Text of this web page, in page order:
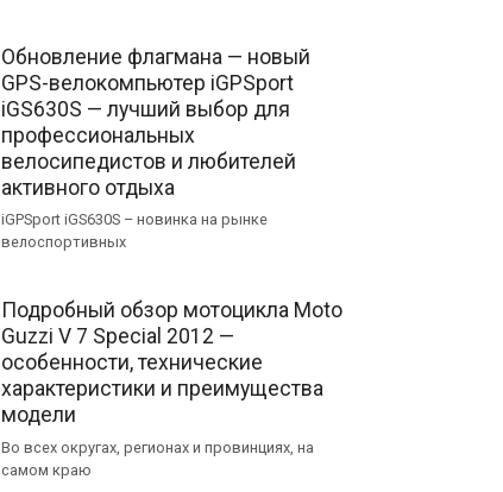
Обновление флагмана — новый
GPS-велокомпьютер iGPSport
iGS630S — лучший выбор для
профессиональных
велосипедистов и любителей
активного отдыха
iGPSport iGS630S – новинка на рынке
велоспортивных
Подробный обзор мотоцикла Moto
Guzzi V 7 Special 2012 —
особенности, технические
характеристики и преимущества
модели
Во всех округах, регионах и провинциях, на
самом краю